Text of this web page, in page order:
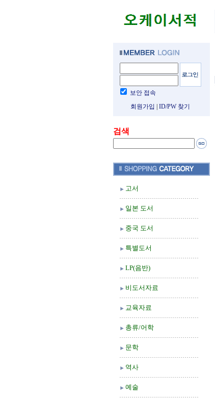
보안 접속
회원가입
ID/PW 찾기
검색
고서
일본 도서
중국 도서
특별도서
LP(음반)
비도서자료
교육자료
총류/어학
문학
역사
예술